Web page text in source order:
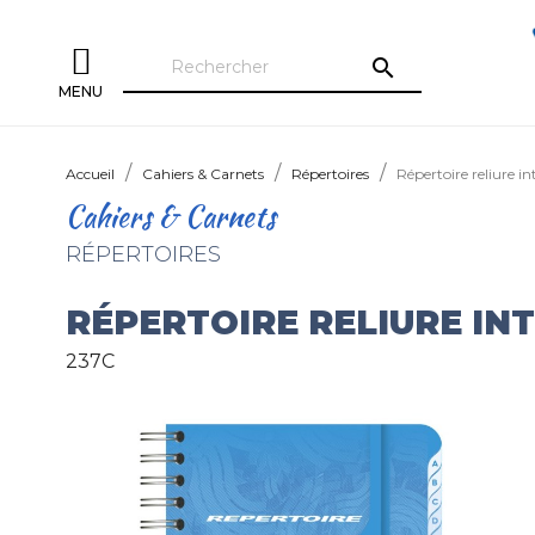
MENU
search
Accueil Cahiers & Carnets Répertoires Répertoire reliure
Cahiers & Carnets
RÉPERTOIRES
RÉPERTOIRE RELIURE
237C